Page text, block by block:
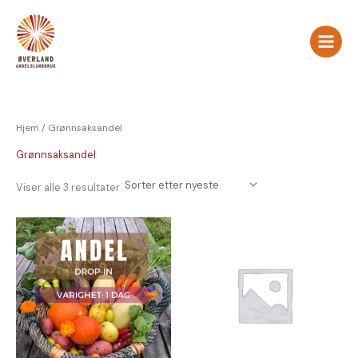
innholdet
Hjem / Grønnsaksandel
Grønnsaksandel
Viser alle 3 resultater